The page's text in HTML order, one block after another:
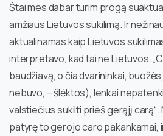
Štai mes dabar turim progą
amžiaus Lietuvos sukilimą. Ir
aktualinamas kaip Lietuvos
interpretavo, kad tai ne Lietuvos.
baudžiavą, o čia dvarininkai,
nebuvo, – šlėktos), lenkai
valstiečius sukilti prieš gerąjį carą“.
patyrę to gerojo caro pakankamai,